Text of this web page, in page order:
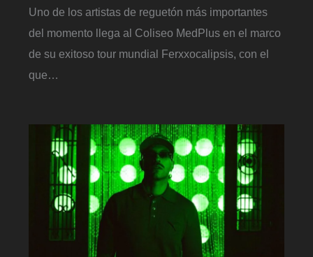
Uno de los artistas de reguetón más importantes
del momento llega al Coliseo MedPlus en el marco
de su exitoso tour mundial Ferxxocalipsis, con el
que…